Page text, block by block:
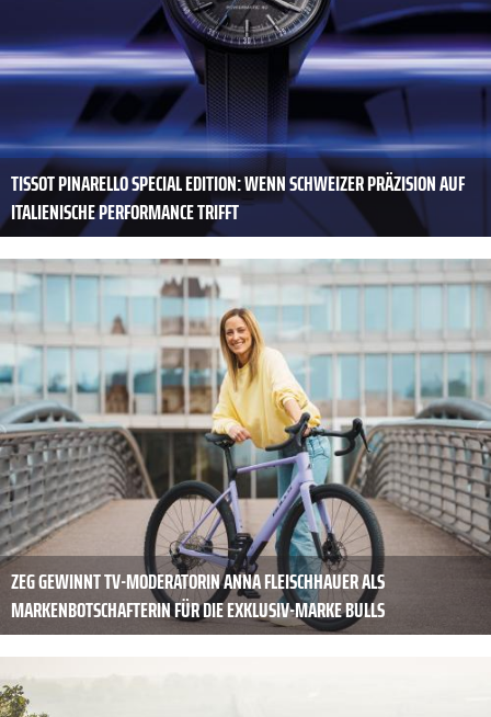
TISSOT PINARELLO SPECIAL EDITION: WENN SCHWEIZER PRÄZISION AUF
ITALIENISCHE PERFORMANCE TRIFFT
ZEG GEWINNT TV-MODERATORIN ANNA FLEISCHHAUER ALS
MARKENBOTSCHAFTERIN FÜR DIE EXKLUSIV-MARKE BULLS